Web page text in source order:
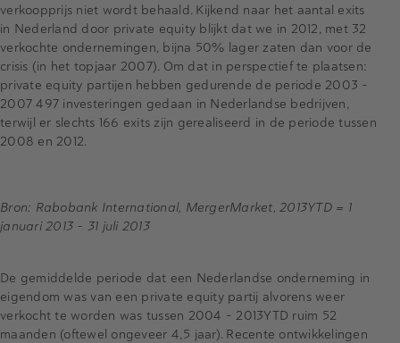
verkoopprijs niet wordt behaald. Kijkend naar het aantal exits
in Nederland door private equity blijkt dat we in 2012, met 32
verkochte ondernemingen, bijna 50% lager zaten dan voor de
crisis (in het topjaar 2007). Om dat in perspectief te plaatsen:
private equity partijen hebben gedurende de periode 2003 –
2007 497 investeringen gedaan in Nederlandse bedrijven,
terwijl er slechts 166 exits zijn gerealiseerd in de periode tussen
2008 en 2012.
Bron: Rabobank International, MergerMarket, 2013YTD = 1
januari 2013 – 31 juli 2013
De gemiddelde periode dat een Nederlandse onderneming in
eigendom was van een private equity partij alvorens weer
verkocht te worden was tussen 2004 – 2013YTD ruim 52
maanden (oftewel ongeveer 4,5 jaar). Recente ontwikkelingen